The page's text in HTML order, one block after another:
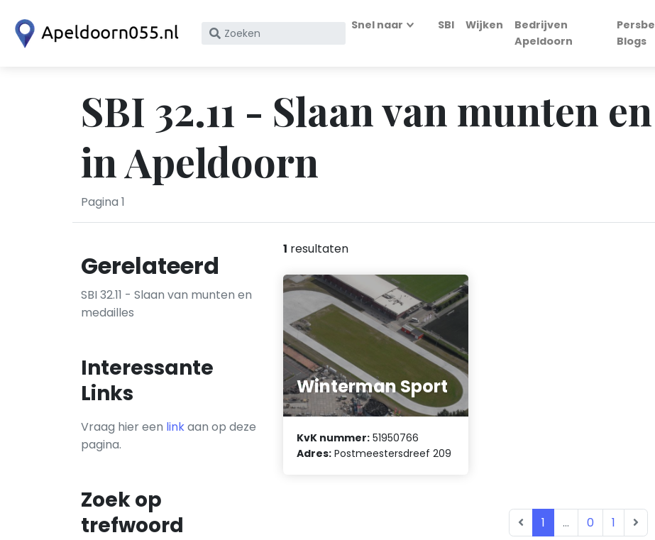
Zoek
KvK
nummer
Snel naar SBI Wijken
Bedrijven
Apeldoorn
Blogs
SBI 32.11 - Slaan van munten
in Apeldoorn
Pagina 1
Gerelateerd
SBI 32.11 - Slaan van munten en
medailles
Interessante
Links
Vraag hier een linkaan op deze
pagina.
Zoek op
trefwoord
1 resultaten
Winterman Sport
KvK nummer: 51950766
Adres: Postmeestersdreef 209
1 ... 0 1